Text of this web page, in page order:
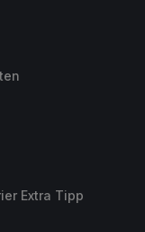
Extra Tipp